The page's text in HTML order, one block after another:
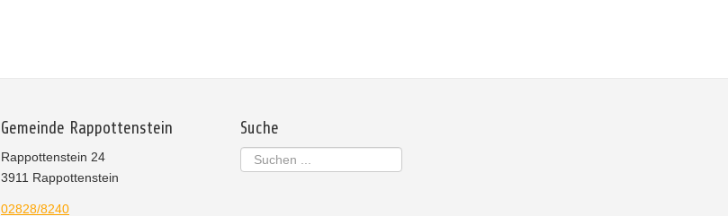
Gemeinde Rappottenstein
Rappottenstein 24
3911 Rappottenstein
02828/8240
Suche
Suchen
...